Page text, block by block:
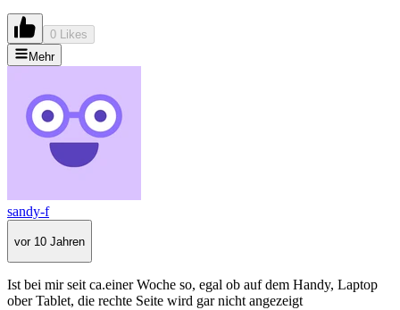
0 Likes
Mehr
sandy-f
vor 10 Jahren
Ist bei mir seit ca.einer Woche so, egal ob auf dem Handy, Laptop
ober Tablet, die rechte Seite wird gar nicht angezeigt